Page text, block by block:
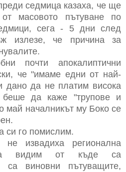
седмица казаха, че ще
от масовото пътуване по
сега - 5 дни след
излезе, че причина за
почти апокалиптични
че "имаме едни от най-
дано да не платим висока
да каже "трупове и
май началникът му Боко се
си го помислим.
не извадиха регионална
видим от къде са
са виновни пътуващите,